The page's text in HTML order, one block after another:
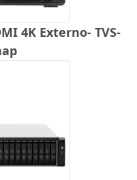
4K Externo- TVS-